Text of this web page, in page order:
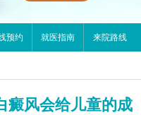
预约 就医指南 来院路线
癜风会给儿童的成